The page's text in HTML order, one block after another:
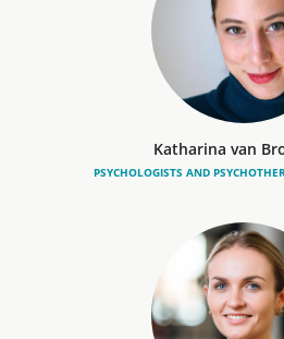
Katharina van
PSYCHOLOGISTS AND